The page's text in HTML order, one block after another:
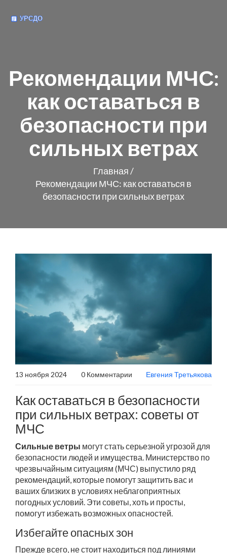
Рекомендации МЧС:
как оставаться в
безопасности при
сильных ветрах
Главная/
Рекомендации МЧС: как оставаться в
безопасности при сильных ветрах
13 ноября 2024 0 Комментарии Евгения Третьякова
Как оставаться в безопасности
при сильных ветрах: советы от
МЧС
Сильные ветры могут стать серьезной угрозой для
безопасности людей и имущества. Министерство по
чрезвычайным ситуациям (МЧС) выпустило ряд
рекомендаций, которые помогут защитить вас и
ваших близких в условиях неблагоприятных
погодных условий. Эти советы, хоть и просты,
помогут избежать возможных опасностей.
Избегайте опасных зон
Прежде всего, не стоит находиться под линиями